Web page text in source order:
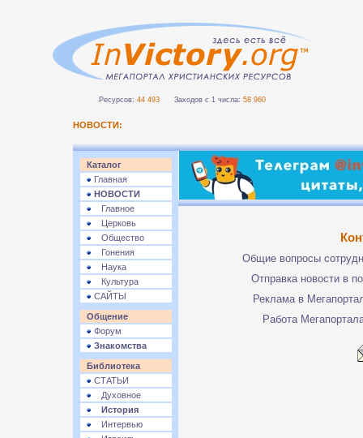
Ресурсов: 44 493 Заходов с 1 числа: 58 960
НОВОСТИ:
Каталог
Главная
НОВОСТИ
Главное
Церковь
Общество
Гонения
Наука
Культура
САЙТЫ
Общение
Форум
Знакомства
Библиотека
СТАТЬИ
Духовное
История
Интервью
Общие вопросы
Отправка новости в
Реклама в
Работа